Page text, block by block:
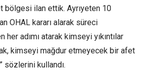
bölgesi ilan ettik. Ayrıyeten 10
OHAL kararı alarak süreci
her adımı atarak kimseyi yıkıntılar
kimseyi mağdur etmeyecek bir afet
sözlerini kullandı.